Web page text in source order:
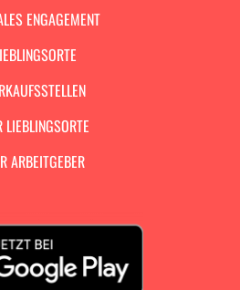
ENGAGEMENT
LIEBLINGSORTE
ARBEITGEBER